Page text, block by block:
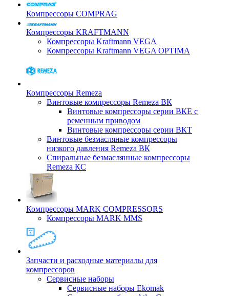
Компрессоры COMPRAG
Компрессоры KRAFTMANN
Компрессоры Kraftmann VEGA
Компрессоры Kraftmann VEGA OPTIMA
Компрессоры Remeza
Винтовые компрессоры Remeza ВК
Винтовые компрессоры серии ВКЕ с
ременным приводом
Винтовые компрессоры серии ВКТ
Винтовые безмасляные компрессоры
низкого давления Remeza ВК
Спиральные безмаслянные компрессоры
Remeza КС
Компрессоры MARK COMPRESSORS
Компрессоры MARK MMS
Запчасти и расходные материалы для
компрессоров
Cервисные наборы
Сервисные наборы Ekomak